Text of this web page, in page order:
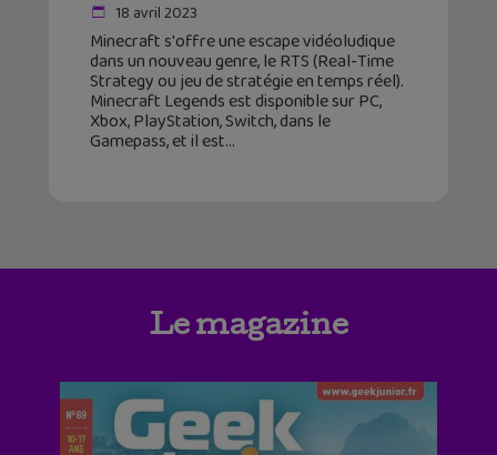
18 avril 2023
Minecraft s'offre une escape vidéoludique
dans un nouveau genre, le RTS (Real-Time
Strategy ou jeu de stratégie en temps réel).
Minecraft Legends est disponible sur PC,
Xbox, PlayStation, Switch, dans le
Gamepass, et il est
Le magazine